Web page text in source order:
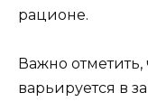
рационе.
Важно
варьируется в